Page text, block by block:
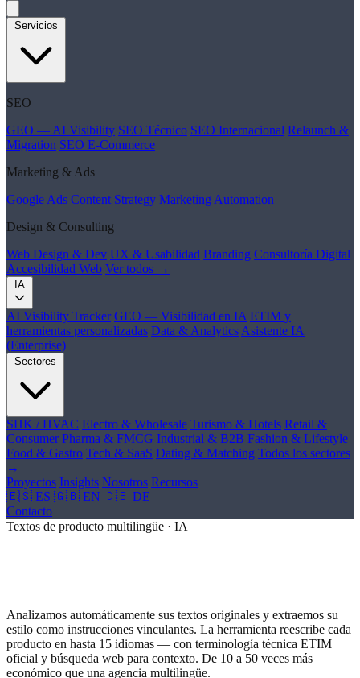
Servicios
SEO
GEO — AI Visibility SEO Técnico SEO Internacional Relaunch &
Migration SEO E-Commerce
Marketing & Ads
Google Ads Content Strategy Marketing Automation
Design & Consulting
Web Design & Dev UX & Usabilidad Branding Consultoría Digital
Accesibilidad Web Ver todos →
IA
AI Visibility Tracker GEO — Visibilidad en IA ETIM y
herramientas personalizadas Data & Analytics Asistente IA
(Enterprise)
Sectores
SHK / HVAC Electro & Wholesale Turismo & Hotels Retail &
Consumer Pharma & FMCG Industrial & B2B Fashion & Lifestyle
Food & Gastro Tech & SaaS Dating & Matching Todos los sectores
→
Proyectos Insights Nosotros Recursos
🇪🇸 ES 🇬🇧 EN 🇩🇪 DE
Contacto
Textos de producto multilingüe · IA
Analizamos automáticamente sus textos originales y extraemos su
estilo como instrucciones vinculantes. La herramienta reescribe cada
producto en hasta 15 idiomas — con terminología técnica ETIM
oficial y búsqueda web para contexto. De 10 a 50 veces más
económico que una agencia multilingüe.